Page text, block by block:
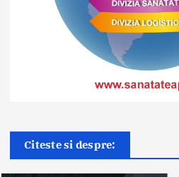
Citeste si despre: